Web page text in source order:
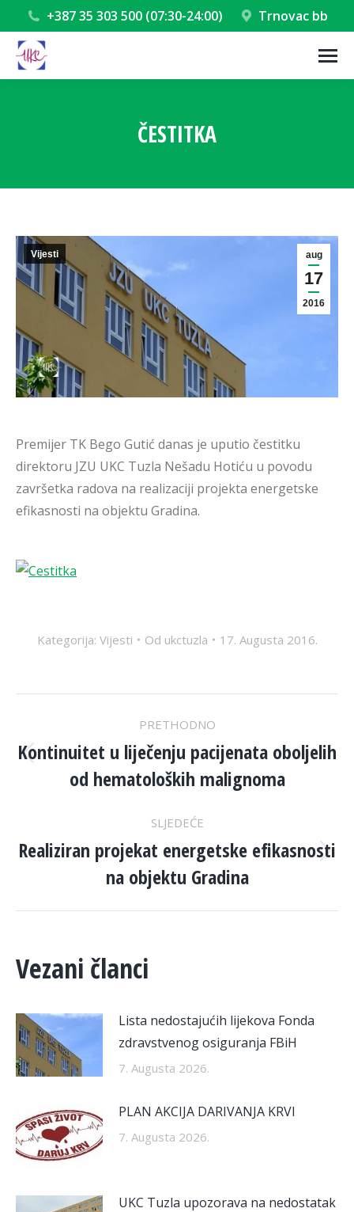
+387 35 303 500 (07:30-24:00) Trnovac bb
ČESTITKA
aug
17
2016
Vijesti
Premijer TK Bego Gutić danas je uputio čestitku
direktoru JZU UKC Tuzla Nešadu Hotiću u povodu
završetka radova na realizaciji projekta energetske
efikasnosti na objektu Gradina.
Kategorija: Vijesti Od ukctuzla 17. Augusta 2016.
NAVIGATION
PRETHODNO
Previous
post:
Kontinuitet u liječenju pacijenata oboljelih
od hematoloških malignoma
SLJEDEĆE
Next
post:
Realiziran projekat energetske efikasnosti
na objektu Gradina
Vezani članci
Lista nedostajućih lijekova Fonda
zdravstvenog osiguranja FBiH
7. Augusta 2026.
PLAN AKCIJA DARIVANJA KRVI
7. Augusta 2026.
UKC Tuzla upozorava na nedostatak